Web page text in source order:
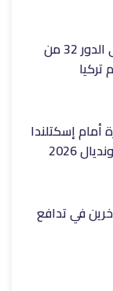
المنتخب الأمريكي يتأهل إلى الدور 32 من
أمام إسكتلندا
2026
في تدافع